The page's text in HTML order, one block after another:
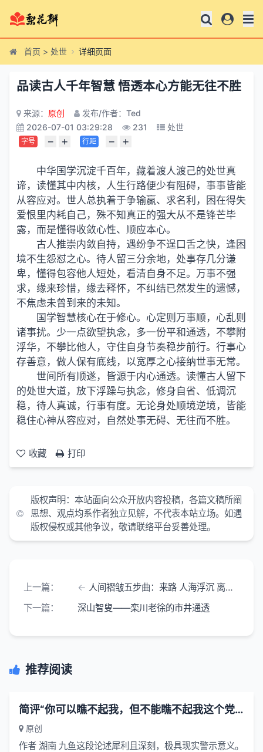
首页 > 处世 详细页面
品读古人千年智慧 悟透本心方能无往不胜
来源： 原创
发布/作者：Ted
2026-07-01 03:29:28
231 处世
字号 − + 行距 − +
中华国学沉淀千百年，藏着渡人渡己的处世真
谛，读懂其中内核，人生行路便少有阻碍，事事皆能
从容应对。世人总执着于争输赢、求名利，困在得失
爱恨里内耗自己，殊不知真正的强大从不是锋芒毕
露，而是懂得收敛心性、顺应本心。
古人推崇内敛自持，遇纷争不逞口舌之快，逢困
境不生怨怼之心。待人留三分余地，处事存几分谦
卑，懂得包容他人短处，看清自身不足。万事不强
求，缘来珍惜，缘去释怀，不纠结已然发生的遗憾，
不焦虑未曾到来的未知。
国学智慧核心在于修心。心定则万事顺，心乱则
诸事扰。少一点欲望执念，多一份平和通透，不攀附
浮华，不攀比他人，守住自身节奏稳步前行。行事心
存善意，做人保有底线，以宽厚之心接纳世事无常。
世间所有顺遂，皆源于内心通透。读懂古人留下
的处世大道，放下浮躁与执念，修身自省、低调沉
稳，待人真诚，行事有度。无论身处顺境逆境，皆能
稳住心神从容应对，自然处事无碍、无往而不胜。
收藏 打印
版权声明：本站面向公众开放内容投稿，各篇文稿所阐
思想、观点均系作者独立见解，不代表本站立场。如遇
版权侵权或其他争议，敬请联络平台妥善处理。
上一篇：
人间褶皱五步曲：来路 人海浮沉 离散 独处自省 与岁月和解
下一篇：
深山智叟——栾川老徐的市井通透
推荐阅读
简评“你可以瞧不起我，但不能瞧不起我这个党组书记”
原创
作者 湖南 九鱼这段论述犀利且深刻，极具现实警示意义。